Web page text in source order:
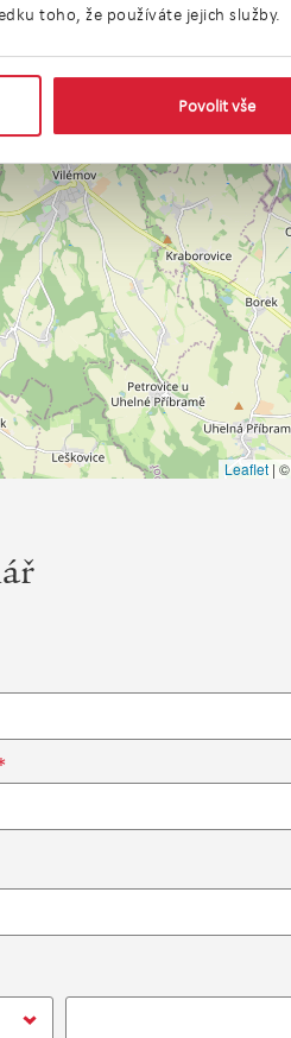
toho, že používáte jejich služby.
Povolit vše
Leaflet | ©